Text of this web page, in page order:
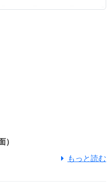
）
もっと読む